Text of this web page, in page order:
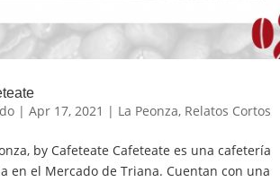
| Apr 17, 2021 | La Peonza, Relatos Cortos
by Cafeteate Cafeteate es una cafetería
en el Mercado de Triana. Cuentan con una